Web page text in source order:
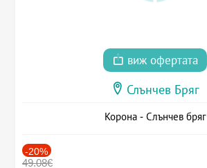
виж офертата
Слънчев Бряг
Корона - Слънчев бряг
-20%
49.08€